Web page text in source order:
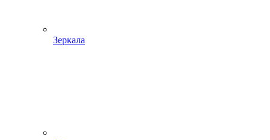
Зеркала